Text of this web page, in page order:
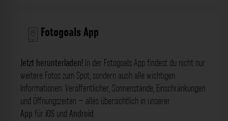
Fotogoals App
Jetzt herunterladen! In der Fotogoals App findest du nicht nur
weitere Fotos zum Spot, sondern auch alle wichtigen
Informationen: Veröffentlicher, Sonnenstände, Einschränkungen
und Öffnungszeiten – alles übersichtlich in unserer
App für iOS und Android.